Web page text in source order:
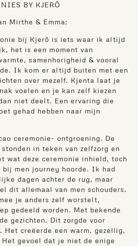
BY KJERÕ
Mirthe & Emma:
bij Kjerõ is iets waar ik altijd
het is een moment van
samenhorigheid & vooral
Ik kom er altijd buiten met een
over mezelf. Kjenta laat je
voelen en je kan zelf kiezen
niet deelt. Een ervaring die
gehad hebben naar mijn
ceremonie- ontgroening. De
in teken van zelfzorg en
wat deze ceremonie inhield, toch
men journey hoorde. Ik had
dagen achter de rug, maar
dit allemaal van men schouders.
je anders zelf worstelt,
gedeeld worden. Met bekende
gezichten. Dit zorgde voor
Het creëerde een warm, gezellig,
gevoel dat je niet de enige